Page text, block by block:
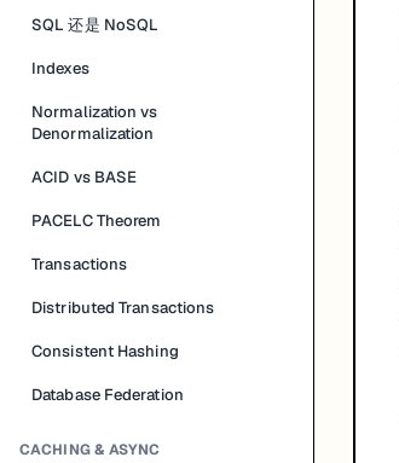
SQL 还是 NoSQL
Indexes
Normalization vs
Denormalization
ACID vs BASE
PACELC Theorem
Transactions
Distributed Transactions
Consistent Hashing
Database Federation
CACHING & ASYNC